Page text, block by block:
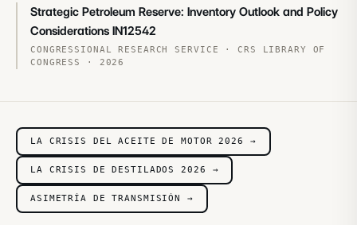
Strategic Petroleum Reserve: Inventory Outlook and Policy
Considerations IN12542
CONGRESSIONAL RESEARCH SERVICE ·CRS LIBRARY OF
CONGRESS
· 2026
LA CRISIS DEL ACEITE DE MOTOR 2026 →
LA CRISIS DE DESTILADOS 2026 →
ASIMETRÍA DE TRANSMISIÓN →